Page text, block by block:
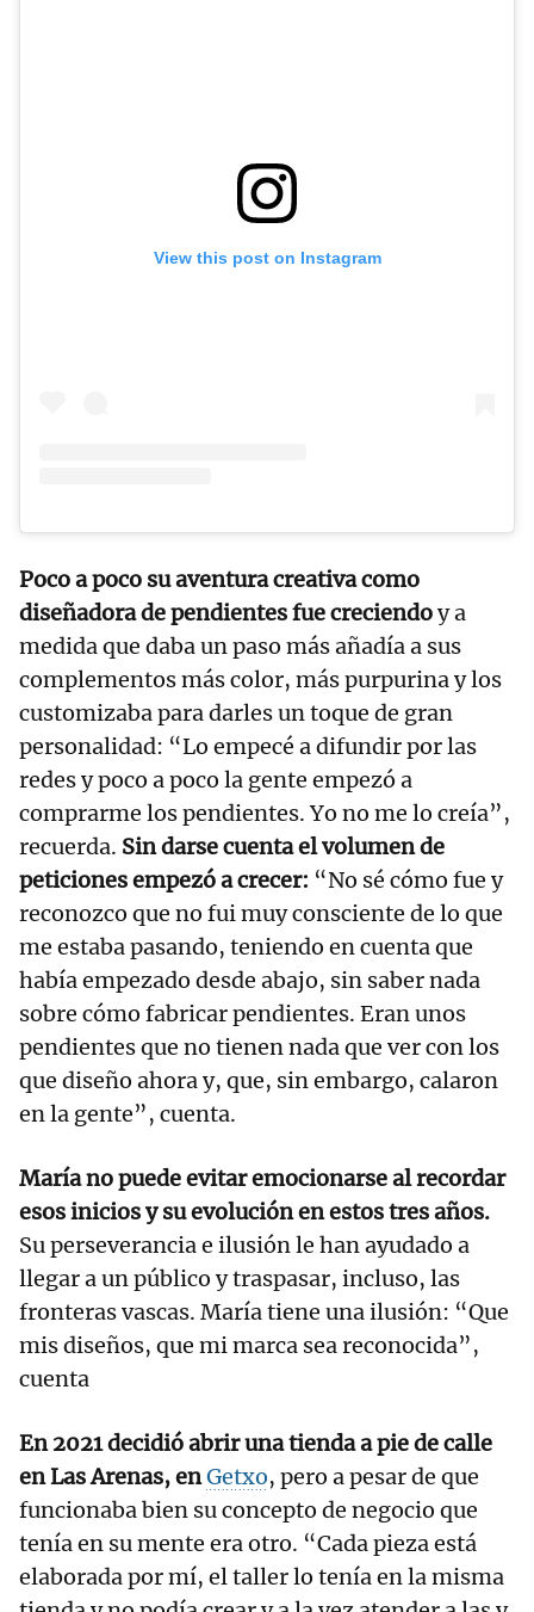
View this post on Instagram
Poco a poco su aventura creativa como
diseñadora de pendientes fue creciendoy a
medida que daba un paso más añadía a sus
complementos más color, más purpurina y los
customizaba para darles un toque de gran
personalidad: “Lo empecé a difundir por las
redes y poco a poco la gente empezó a
comprarme los pendientes. Yo no me lo creía”,
recuerda. Sin darse cuenta el volumen de
peticiones empezó a crecer: “No sé cómo fue y
reconozco que no fui muy consciente de lo que
me estaba pasando, teniendo en cuenta que
había empezado desde abajo, sin saber nada
sobre cómo fabricar pendientes. Eran unos
pendientes que no tienen nada que ver con los
que diseño ahora y, que, sin embargo, calaron
en la gente”, cuenta.
María no puede evitar emocionarse al recordar
esos inicios y su evolución en estos tres años.
Su perseverancia e ilusión le han ayudado a
llegar a un público y traspasar, incluso, las
fronteras vascas. María tiene una ilusión: “Que
mis diseños, que mi marca sea reconocida”,
cuenta
En 2021 decidió abrir una tienda a pie de calle
en Las Arenas, enGetxo, pero a pesar de que
funcionaba bien su concepto de negocio que
tenía en su mente era otro. “Cada pieza está
elaborada por mí, el taller lo tenía en la misma